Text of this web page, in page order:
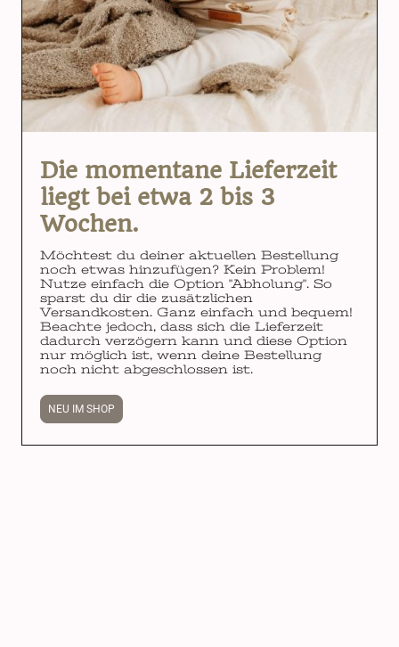
Die momentane Lieferzeit
liegt bei etwa 2 bis 3
Wochen.
Möchtest du deiner aktuellen Bestellung
noch etwas hinzufügen? Kein Problem!
Nutze einfach die Option "Abholung". So
sparst du dir die zusätzlichen
Versandkosten. Ganz einfach und bequem!
Beachte jedoch, dass sich die Lieferzeit
dadurch verzögern kann und diese Option
nur möglich ist, wenn deine Bestellung
noch nicht abgeschlossen ist.
NEU IM SHOP